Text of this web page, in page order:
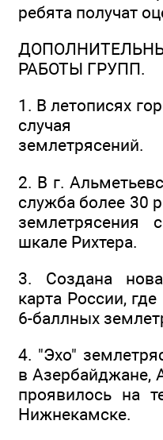
ребята получат
РАБОТЫ ГРУПП.
1. В летописях
случая
землетрясений.
2. В г.
служба более 30
землетрясения
шкале Рихтера.
3. Создана
карта России,
6-баллных
4. "Эхо"
в Азербайджане,
проявилось на
Нижнекамске.